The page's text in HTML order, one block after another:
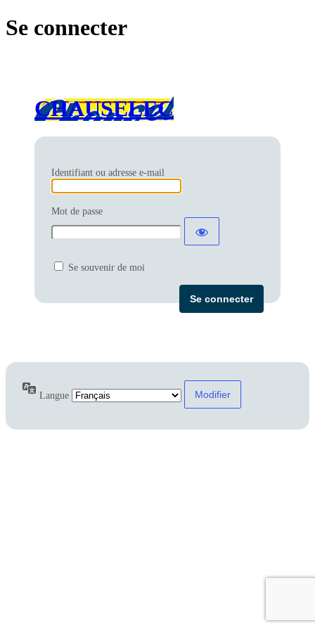
Se connecter
CHAUSELEC
Identifiant ou adresse e-mail
Mot de passe
Se souvenir de moi
Langue